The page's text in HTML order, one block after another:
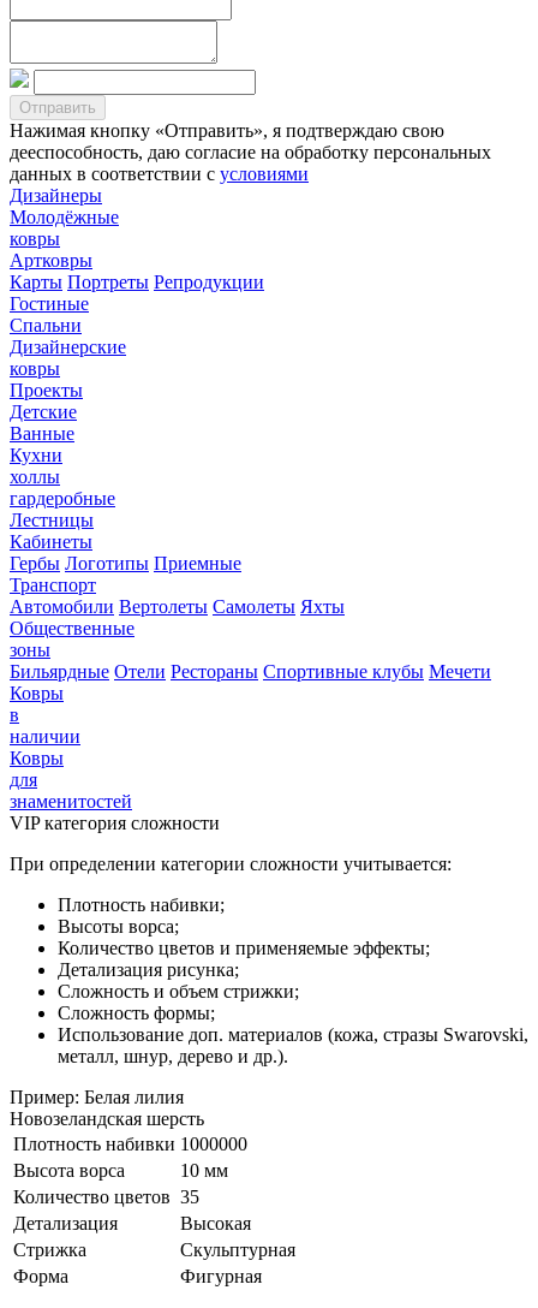
Нажимая кнопку «Отправить», я подтверждаю свою
дееспособность, даю согласие на обработку персональных
данных в соответствии с условиями
Дизайнеры
Молодёжные
ковры
Артковры
Карты Портреты Репродукции
Гостиные
Спальни
Дизайнерские
ковры
Проекты
Детские
Ванные
Кухни
холлы
гардеробные
Лестницы
Кабинеты
Гербы Логотипы Приемные
Транспорт
Автомобили Вертолеты Самолеты Яхты
Общественные
зоны
Бильярдные Отели Рестораны Спортивные клубы Мечети
Ковры
в
наличии
Ковры
для
знаменитостей
VIP категория сложности
При определении категории сложности учитывается:
Плотность набивки;
Высоты ворса;
Количество цветов и применяемые эффекты;
Детализация рисунка;
Сложность и объем стрижки;
Сложность формы;
Использование доп. материалов (кожа, стразы Swarovski,
металл, шнур, дерево и др.).
Пример: Белая лилия
Новозеландская шерсть
Плотность набивки 1000000
Высота ворса
10 мм
Количество цветов 35
Детализация
Высокая
Стрижка
Скульптурная
Форма
Фигурная